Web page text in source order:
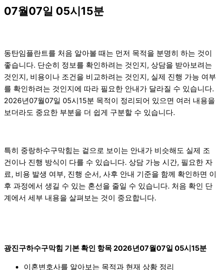
07월07일 05시15분
동탄임플란트를 처음 알아볼 때는 먼저 목적을 분명히 하는 것이
좋습니다. 단순히 정보를 확인하려는 것인지, 상담을 받아보려는
것인지, 비용이나 조건을 비교하려는 것인지, 실제 진행 가능 여부
를 확인하려는 것인지에 따라 필요한 안내가 달라질 수 있습니다.
2026년07월07일 05시15분 목적이 정리되어 있으면 여러 내용을
보더라도 중요한 부분을 더 쉽게 구분할 수 있습니다.
특히 중랑하수구막힘는 겉으로 보이는 안내가 비슷해도 실제 조
건이나 진행 방식이 다를 수 있습니다. 상담 가능 시간, 필요한 자
료, 비용 발생 여부, 진행 순서, 사후 안내 기준을 함께 확인하면 이
후 과정에서 생길 수 있는 혼선을 줄일 수 있습니다. 처음 확인 단
계에서 세부 내용을 살펴보는 것이 중요합니다.
광진구하수구막힘 기본 확인 항목 2026년07월07일 05시15분
이혼변호사를 알아보는 목적과 현재 상황 정리